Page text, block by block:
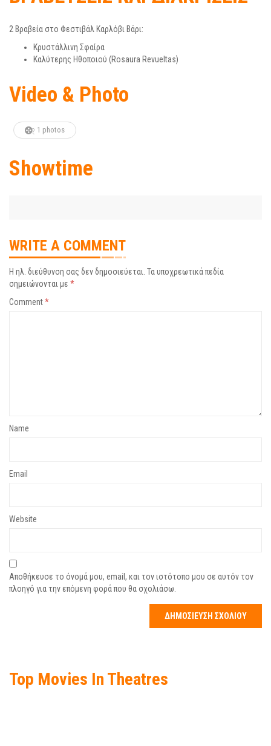
2 Βραβεία στο Φεστιβάλ Καρλόβι Βάρι:
Κρυστάλλινη Σφαίρα
Καλύτερης Ηθοποιού (Rosaura Revueltas)
Video & Photo
1 photos
Showtime
WRITE A COMMENT
Η ηλ. διεύθυνση σας δεν δημοσιεύεται. Τα υποχρεωτικά πεδία
σημειώνονται με *
Comment*
Name
Email
Website
Αποθήκευσε το όνομά μου, email, και τον ιστότοπο μου σε αυτόν τον
πλοηγό για την επόμενη φορά που θα σχολιάσω.
Top Movies In Theatres